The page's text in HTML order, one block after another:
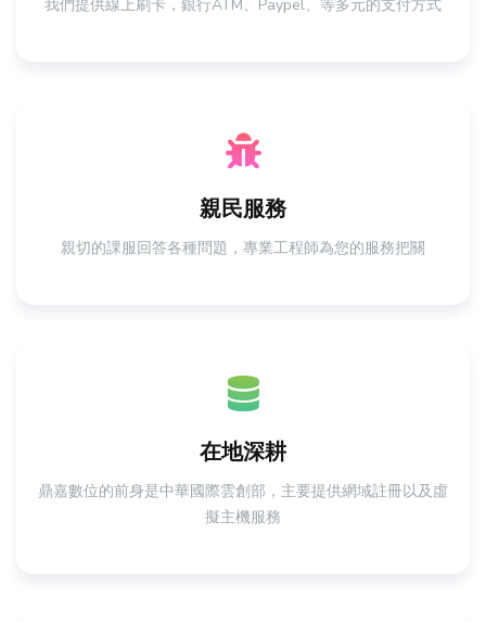
我們提供線上刷卡，銀行ATM、Paypel、等多元的支付方式
親民服務
親切的課服回答各種問題，專業工程師為您的服務把關
在地深耕
鼎嘉數位的前身是中華國際雲創部，主要提供網域註冊以及虛
擬主機服務